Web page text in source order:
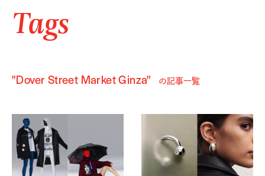
Tags
"Dover Street Market Ginza" の記事一覧